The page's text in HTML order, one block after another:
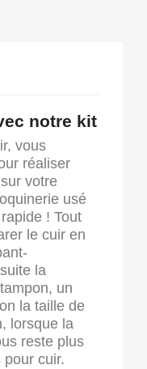
notre kit
vous
réaliser
votre
usé
! Tout
le cuir en
la
un
la taille de
lorsque la
reste plus
pour cuir.